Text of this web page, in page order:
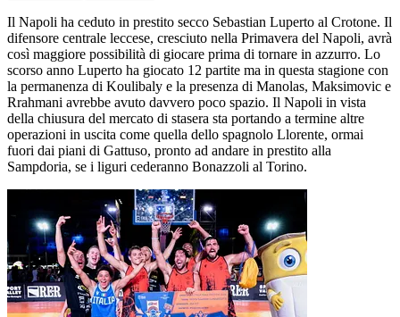
Il Napoli ha ceduto in prestito secco Sebastian Luperto al Crotone. Il
difensore centrale leccese, cresciuto nella Primavera del Napoli, avrà
così maggiore possibilità di giocare prima di tornare in azzurro. Lo
scorso anno Luperto ha giocato 12 partite ma in questa stagione con
la permanenza di Koulibaly e la presenza di Manolas, Maksimovic e
Rrahmani avrebbe avuto davvero poco spazio. Il Napoli in vista
della chiusura del mercato di stasera sta portando a termine altre
operazioni in uscita come quella dello spagnolo Llorente, ormai
fuori dai piani di Gattuso, pronto ad andare in prestito alla
Sampdoria, se i liguri cederanno Bonazzoli al Torino.